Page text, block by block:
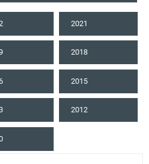
2021
2018
2015
2012